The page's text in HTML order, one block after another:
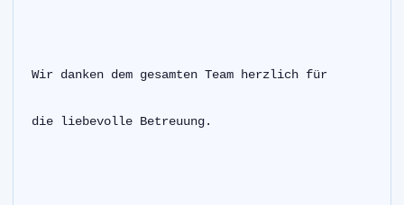
Wir danken dem gesamten Team herzlich für
die liebevolle Betreuung.